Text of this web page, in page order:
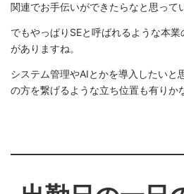
関連でお手伝いができたらなと思って
でもやっぱりSEと呼ばれるような本
がありますね。
システム管理やAIとかを導入したいと
の方を繋げるような立ち位置も有りか